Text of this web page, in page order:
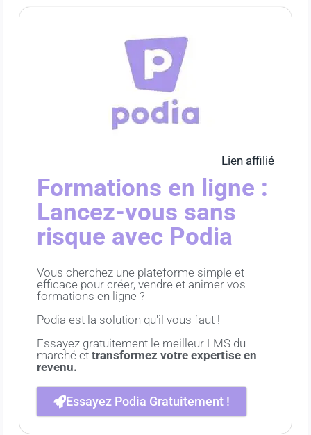
Lien affilié
Formations en ligne :
Lancez-vous sans
risque avec Podia
Vous cherchez une plateforme simple et
efficace pour créer, vendre et animer vos
formations en ligne ?
Podia est la solution qu'il vous faut !
Essayez gratuitement le meilleur LMS du
marché ettransformez votre expertise en
revenu.
Essayez Podia Gratuitement !